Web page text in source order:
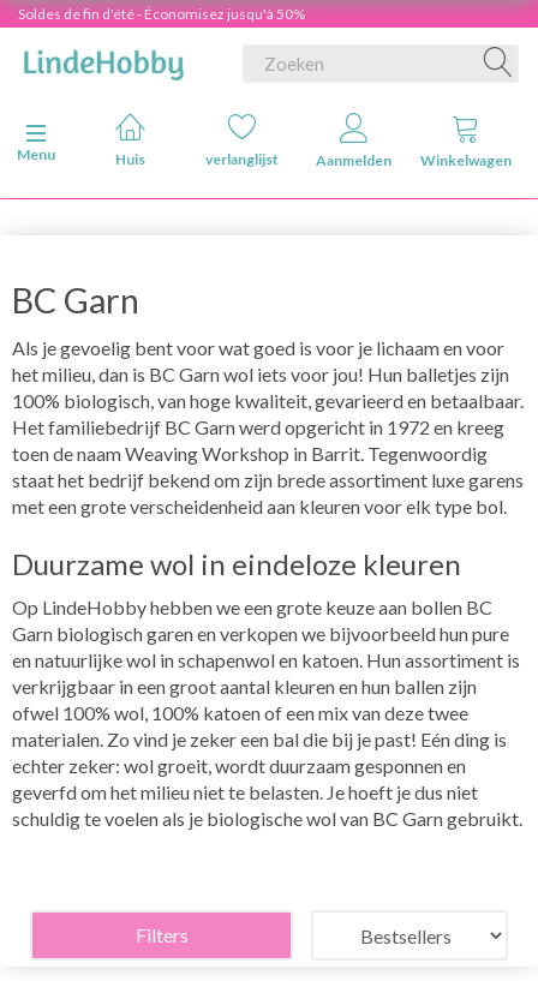
Soldes de fin d'été - Économisez jusqu'à 50%
Navigatie in-/uitschakelen
Menu
Huis verlanglijst Aanmelden Winkelwagen
BC Garn
Als je gevoelig bent voor wat goed is voor je lichaam en voor
het milieu, dan is BC Garn wol iets voor jou! Hun balletjes zijn
100% biologisch, van hoge kwaliteit, gevarieerd en betaalbaar.
Het familiebedrijf BC Garn werd opgericht in 1972 en kreeg
toen de naam Weaving Workshop in Barrit. Tegenwoordig
staat het bedrijf bekend om zijn brede assortiment luxe garens
met een grote verscheidenheid aan kleuren voor elk type bol.
Duurzame wol in eindeloze kleuren
Op LindeHobby hebben we een grote keuze aan bollen BC
Garn biologisch garen en verkopen we bijvoorbeeld hun pure
en natuurlijke wol in schapenwol en katoen. Hun assortiment is
verkrijgbaar in een groot aantal kleuren en hun ballen zijn
ofwel 100% wol, 100% katoen of een mix van deze twee
materialen. Zo vind je zeker een bal die bij je past! Eén ding is
echter zeker: wol groeit, wordt duurzaam gesponnen en
geverfd om het milieu niet te belasten. Je hoeft je dus niet
schuldig te voelen als je biologische wol van BC Garn gebruikt.
Filters